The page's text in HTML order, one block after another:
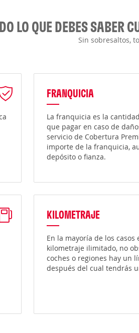
LO QUE DEBES SABER
Sin sobresaltos,
FRANQUICIA
La franquicia es la
que pagar en caso de
servicio de Cobertura
importe de la franquicia,
depósito o fianza.
KILOMETRAJE
En la mayoría de los
kilometraje ilimitado, no
coches o regiones hay un
después del cual tendrás